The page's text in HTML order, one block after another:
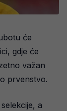
će
gdje će
važan
prvenstvo.
a